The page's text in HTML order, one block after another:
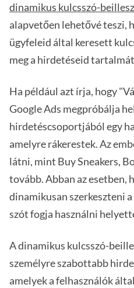
dinamikus kulcsszó-
alapvetően lehetővé teszi,
ügyfeleid által keresett
meg a hirdetéseid
Ha például azt írja, hogy
Google Ads megpróbálja
hirdetéscsoportjából egy
amelyre rákerestek. Az
látni, mint Buy Sneakers,
tovább. Abban az esetben,
dinamikusan szerkeszteni
szót fogja használni
A dinamikus kulcsszó-
személyre szabottabb
amelyek a felhasználók